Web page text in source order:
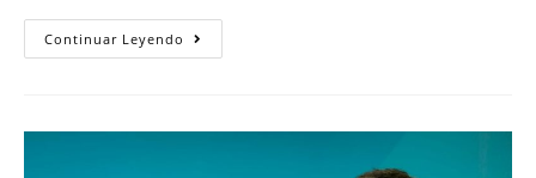
Continuar Leyendo